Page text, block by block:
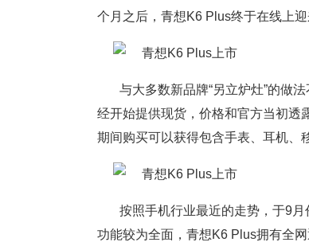
个月之后，青想K6 Plus终于在线上迎
与大多数新品牌“另立炉灶”的做
经开始提供现货，价格和官方当初透
期间购买可以获得包含手表、耳机、
按照手机行业最近的走势，于9
功能较为全面，青想K6 Plus拥有全